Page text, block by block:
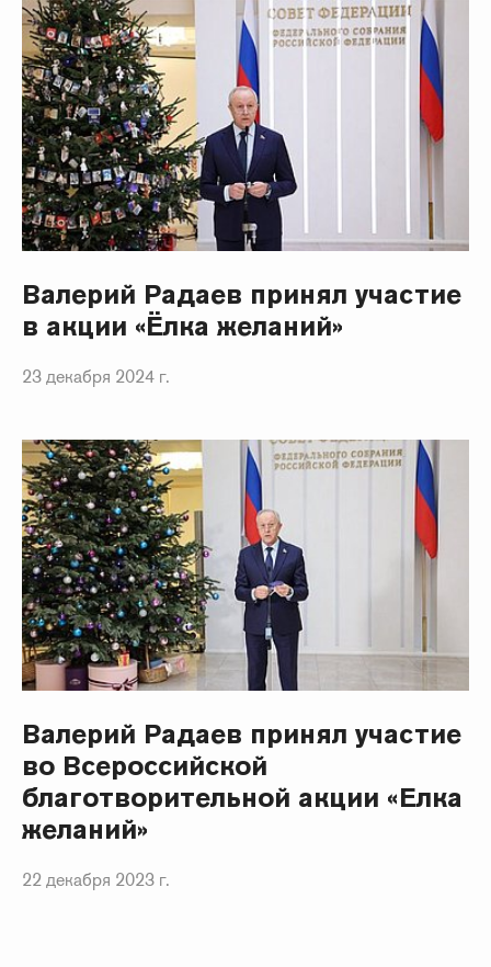
Валерий Радаев принял участие
в акции «Ёлка желаний»
23 декабря 2024 г.
Валерий Радаев принял участие
во Всероссийской
благотворительной акции «Елка
желаний»
22 декабря 2023 г.